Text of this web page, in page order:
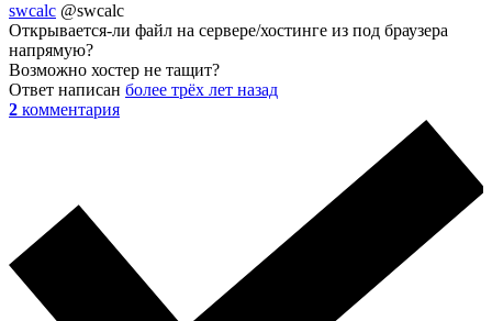
swcalc @swcalc
Открывается-ли файл на сервере/хостинге из под браузера
напрямую?
Возможно хостер не тащит?
Ответ написан более трёх лет назад
2 комментария